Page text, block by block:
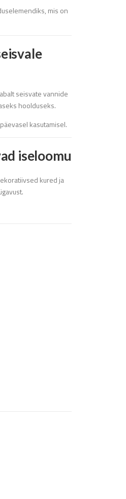
mis on
seisvate vannide
hoolduseks.
kasutamisel.
iseloomu
kured ja